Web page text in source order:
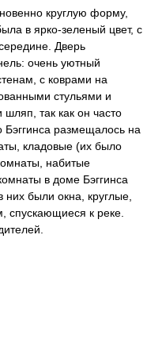
круглую форму,
в ярко-зеленый цвет, с
Дверь
очень уютный
с коврами на
стульями и
так как он часто
размещалось на
кладовые (их было
набитые
в доме Бэггинса
них были окна, круглые,
спускающиеся к реке.